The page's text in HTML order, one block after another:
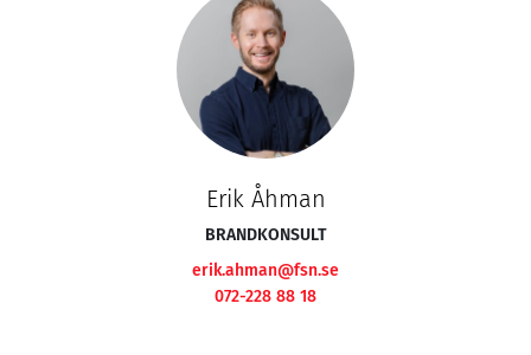
Erik Åhman
BRANDKONSULT
erik.ahman@fsn.se
072-228 88 18